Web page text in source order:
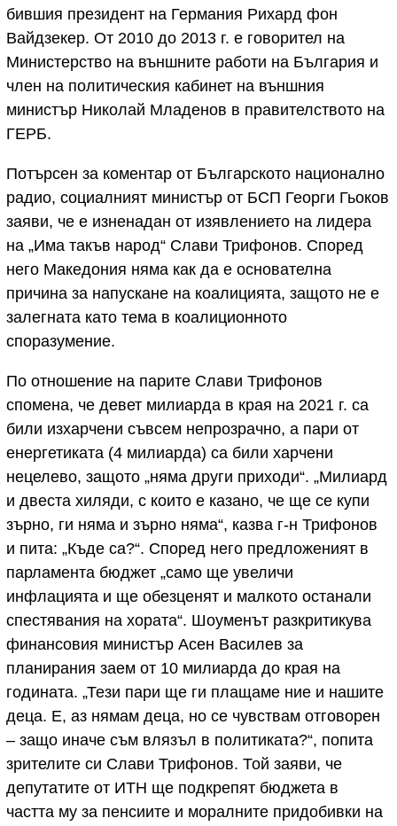
бившия президент на Германия Рихард фон
Вайдзекер. От 2010 до 2013 г. е говорител на
Министерство на външните работи на България и
член на политическия кабинет на външния
министър Николай Младенов в правителството на
ГЕРБ.
Потърсен за коментар от Българското национално
радио, социалният министър от БСП Георги Гьоков
заяви, че е изненадан от изявлението на лидера
на „Има такъв народ“ Слави Трифонов. Според
него Македония няма как да е основателна
причина за напускане на коалицията, защото не е
залегната като тема в коалиционното
споразумение.
По отношение на парите Слави Трифонов
спомена, че девет милиарда в края на 2021 г. са
били изхарчени съвсем непрозрачно, а пари от
енергетиката (4 милиарда) са били харчени
нецелево, защото „няма други приходи“. „Милиард
и двеста хиляди, с които е казано, че ще се купи
зърно, ги няма и зърно няма“, казва г-н Трифонов
и пита: „Къде са?“. Според него предложеният в
парламента бюджет „само ще увеличи
инфлацията и ще обезценят и малкото останали
спестявания на хората“. Шоуменът разкритикува
финансовия министър Асен Василев за
планирания заем от 10 милиарда до края на
годината. „Тези пари ще ги плащаме ние и нашите
деца. Е, аз нямам деца, но се чувствам отговорен
– защо иначе съм влязъл в политиката?“, попита
зрителите си Слави Трифонов. Той заяви, че
депутатите от ИТН ще подкрепят бюджета в
частта му за пенсиите и моралните придобивки на